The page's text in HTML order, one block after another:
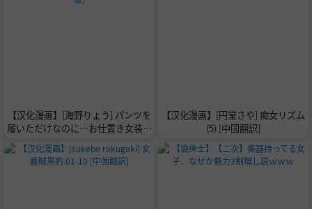
【汉化漫画】[海野りょう] パンツを
履いただけなのに…お仕置き女装調
教（COMIC 快艶 VOL.16） [中国翻
訳] [DL版]
【汉化漫画】[円堂さや] 痴女リズム
(5) [中国翻訳]